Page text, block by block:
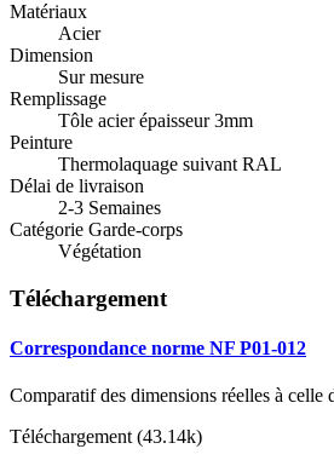
Matériaux
Acier
Dimension
Sur mesure
Remplissage
Tôle acier épaisseur 3mm
Peinture
Thermolaquage suivant RAL
Délai de livraison
2-3 Semaines
Catégorie Garde-corps
Végétation
Téléchargement
Correspondance norme NF P01-012
Comparatif des dimensions réelles à celle
Téléchargement (43.14k)